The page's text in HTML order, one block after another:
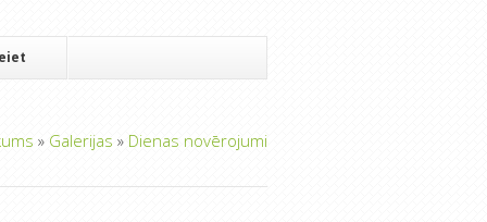
» Galerijas » Dienas novērojumi